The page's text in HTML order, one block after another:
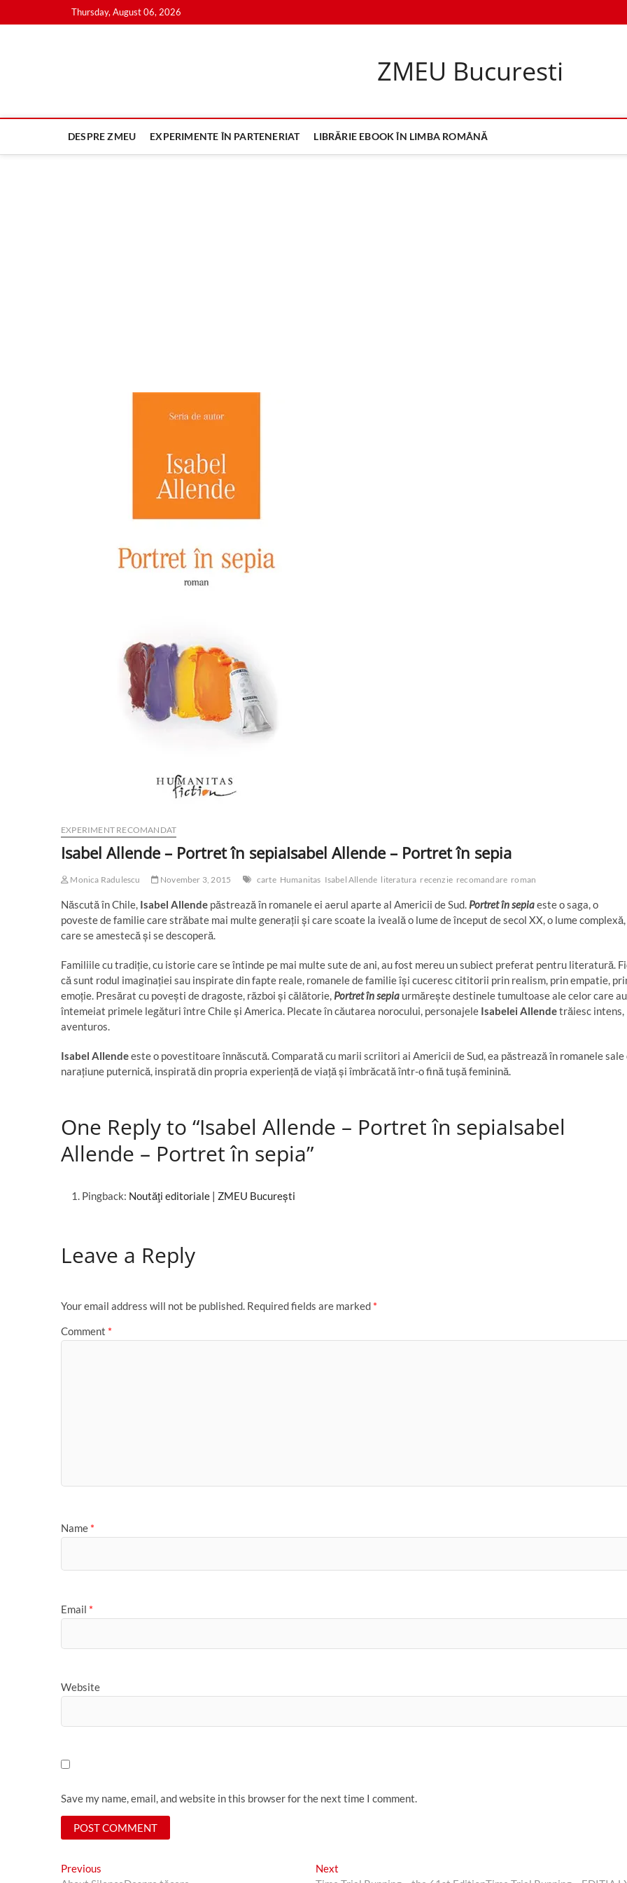
to
Thursday, August 06, 2026
ZMEU Bucuresti
DESPRE ZMEU EXPERIMENTE ÎN PARTENERIAT LIBRĂRIE EBOOK ÎN LIMBA ROMÂNĂ
EXPERIMENT RECOMANDAT
Isabel Allende – Portret în sepiaIsabel Allende – Portret în sepia
Monica Radulescu November 3, 2015 carte Humanitas Isabel Allende literatura recenzie recomandare roman
Născută în Chile, Isabel Allende păstrează în romanele ei aerul aparte al Americii de Sud. Portret în sepiaeste o saga, o
poveste de familie care străbate mai multe generații și care scoate la iveală o lume de început de secol XX, o lume complexă,
care se amestecă și se descoperă.
Familiile cu tradiție, cu istorie care se întinde pe mai multe sute de ani, au fost mereu un subiect preferat pentru literatură.
că sunt rodul imaginației sau inspirate din fapte reale, romanele de familie își cuceresc cititorii prin realism, prin empatie,
emoție. Presărat cu povești de dragoste, război și călătorie, Portret în sepia urmărește destinele tumultoase ale celor care au
întemeiat primele legături între Chile și America. Plecate în căutarea norocului, personajele Isabelei Allendetrăiesc intens,
aventuros.
Isabel Allendeeste o povestitoare înnăscută. Comparată cu marii scriitori ai Americii de Sud, ea păstrează în romanele sale
narațiune puternică, inspirată din propria experiență de viață și îmbrăcată într-o fină tușă feminină.
One Reply to “Isabel Allende – Portret în sepiaIsabel
Allende – Portret în sepia”
Pingback: Noutăţi editoriale | ZMEU București
Leave a Reply
Your email address will not be published. Required fields are marked *
Comment *
Name *
Email *
Website
Save my name, email, and website in this browser for the next time I comment.
Post
Previous Next